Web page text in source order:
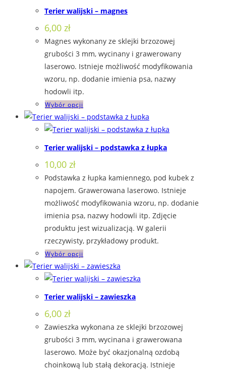
wariantów.
można
wybrać
na
stronie
produktu
Terier walijski – magnes
6,00 zł
Magnes wykonany ze sklejki brzozowej
grubości 3 mm, wycinany i grawerowany
laserowo. Istnieje możliwość modyfikowania
wzoru, np. dodanie imienia psa, nazwy
hodowli itp.
Wybór opcji
produkt
ma
wariantów.
można
wybrać
na
stronie
produktu
Terier walijski – podstawka z łupka
10,00 zł
Podstawka z łupka kamiennego, pod kubek z
napojem. Grawerowana laserowo. Istnieje
możliwość modyfikowania wzoru, np. dodanie
imienia psa, nazwy hodowli itp. Zdjęcie
produktu jest wizualizacją. W galerii
rzeczywisty, przykładowy produkt.
Wybór opcji
produkt
ma
wariantów.
można
wybrać
na
stronie
Terier walijski – zawieszka
6,00 zł
Zawieszka wykonana ze sklejki brzozowej
grubości 3 mm, wycinana i grawerowana
laserowo. Może być okazjonalną ozdobą
choinkową lub stałą dekoracją. Istnieje